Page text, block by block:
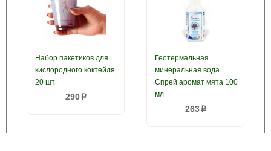
Набор пакетиков для
кислородного коктейля
20 шт
290p
Геотермальная
минеральная вода
Спрей аромат мята 100
мл
263p